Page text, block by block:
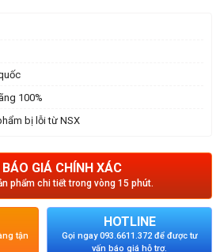
100%
bị lỗi từ NSX
GIÁ CHÍNH XÁC
phẩm chi tiết trong vòng 15 phút.
tận
HOTLINE
Gọi ngay 093.6611.372 để được tư
vấn báo giá hỗ trợ.